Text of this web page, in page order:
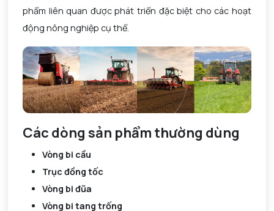
phẩm liên quan được phát triển đặc biệt cho các hoạt
động nông nghiệp cụ thể.
Các dòng sản phẩm thường dùng
Vòng bi cầu
Trục đồng tốc
Vòng bi đũa
Vòng bi tang trống